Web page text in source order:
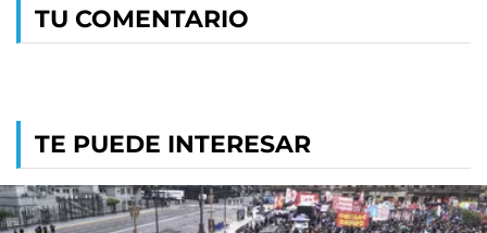
TU COMENTARIO
TE PUEDE INTERESAR